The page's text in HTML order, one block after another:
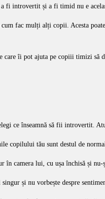
fi introvertit și a fi timid nu e
fac mulți alți copii. Acesta
îi pot ajuta pe copiii timizi să
ce înseamnă să fii introvertit.
copilului tău sunt destul de
în camera lui, cu ușa închisă și nu-
și nu vorbește despre